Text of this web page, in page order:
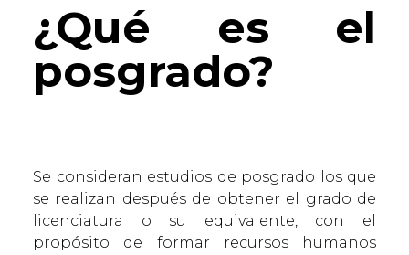
¿Qué es el
posgrado?
Se consideran estudios de posgrado los que
se realizan después de obtener el grado de
licenciatura o su equivalente, con el
propósito de formar recursos humanos